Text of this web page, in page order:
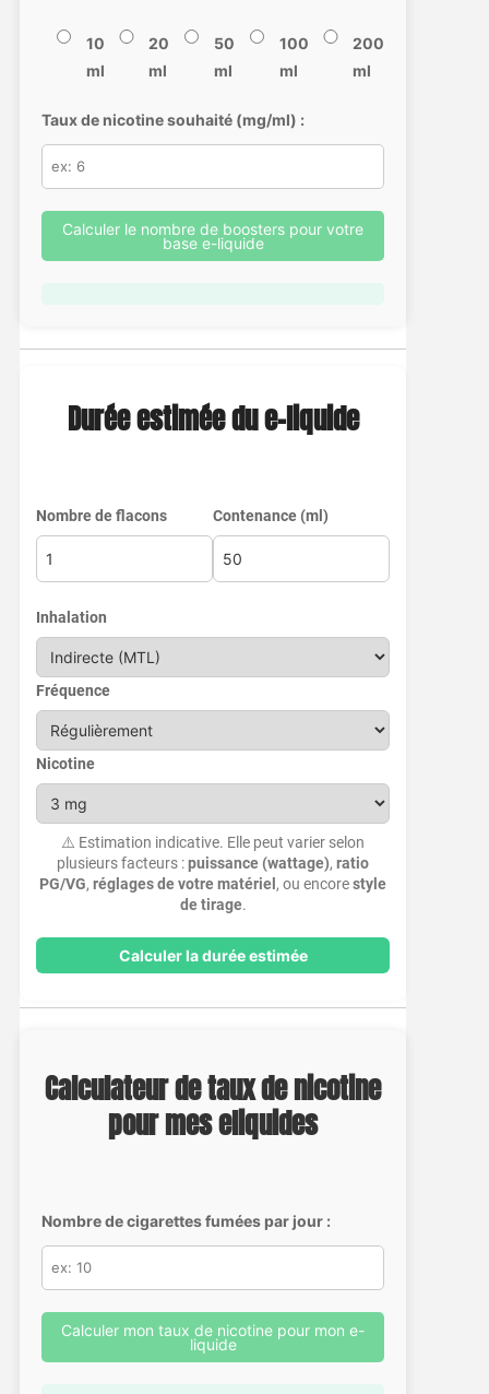
10
ml
20
ml
50
ml
100
ml
200
ml
Taux de nicotine souhaité (mg/ml) :
Calculer le nombre de boosters pour votre
base e-liquide
Durée estimée du e-liquide
Nombre de flacons Contenance (ml)
Inhalation
Fréquence
Nicotine
⚠️ Estimation indicative. Elle peut varier selon
plusieurs facteurs :puissance (wattage),ratio
PG/VG,réglages de votre matériel , ou encorestyle
de tirage.
Calculer la durée estimée
Calculateur de taux de nicotine
pour mes eliquides
Nombre de cigarettes fumées par jour :
Calculer mon taux de nicotine pour mon e-
liquide